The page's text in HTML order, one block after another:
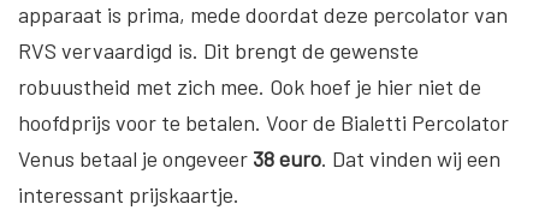
apparaat is prima, mede doordat deze percolator van
RVS vervaardigd is. Dit brengt de gewenste
robuustheid met zich mee. Ook hoef je hier niet de
hoofdprijs voor te betalen. Voor de Bialetti Percolator
Venus betaal je ongeveer 38 euro. Dat vinden wij een
interessant prijskaartje.